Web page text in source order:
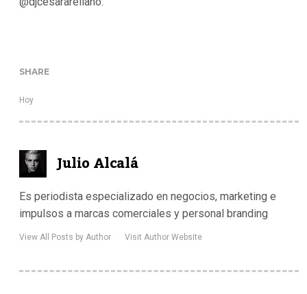
SHARE
Hoy
Julio Alcalá
Es periodista especializado en negocios, marketing e
impulsos a marcas comerciales y personal branding
View All Posts by Author Visit Author Website